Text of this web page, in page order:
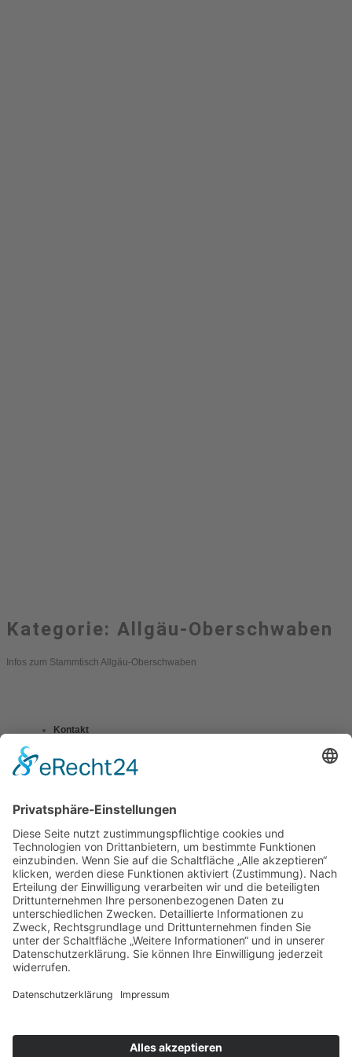
Kategorie: Allgäu-Oberschwaben
Infos zum Stammtisch Allgäu-Oberschwaben
Kontakt
Datenschutzerklärung
Umsetzung:DOUBLE-A-DESIGN
Suche